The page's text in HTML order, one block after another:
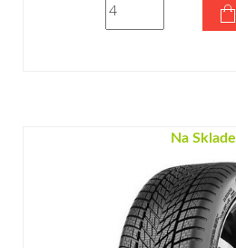
Na Sklade